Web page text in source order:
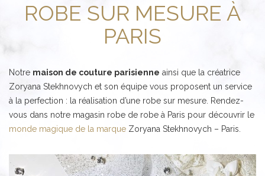
ROBE SUR MESURE À
PARIS
Notre maison de couture parisienne ainsi que la créatrice
Zoryana Stekhnovych et son équipe vous proposent un service
à la perfection : la réalisation d’une robe sur mesure. Rendez-
vous dans notre magasin robe de robe à Paris pour découvrir le
monde magique de la marque Zoryana Stekhnovych – Paris.